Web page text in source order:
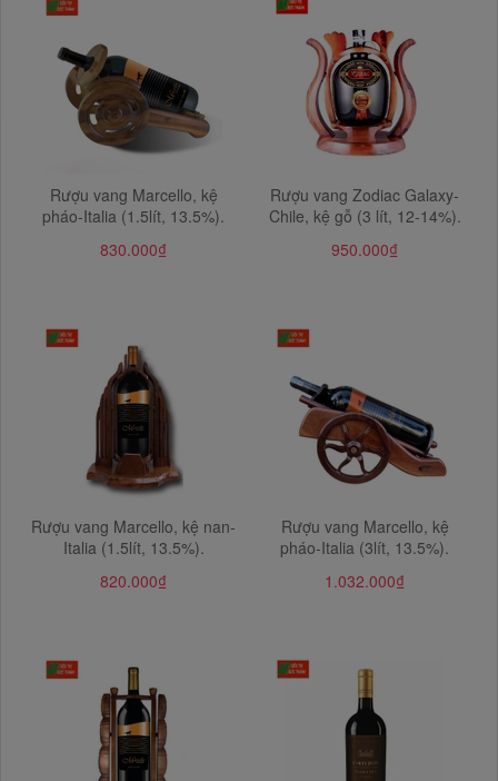
Rượu vang Marcello, kệ
pháo-Italia (1.5lít, 13.5%).
830.000₫
Rượu vang Zodiac Galaxy-
Chile, kệ gỗ (3 lít, 12-14%).
950.000₫
Rượu vang Marcello, kệ nan-
Italia (1.5lít, 13.5%).
820.000₫
Rượu vang Marcello, kệ
pháo-Italia (3lít, 13.5%).
1.032.000₫